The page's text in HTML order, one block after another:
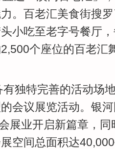
。百老汇美食街搜
小吃至老字号餐厅
个座位的百老汇
有独特完善的活动场
会议展览活动。银
展业开启新篇章，
空间总面积达